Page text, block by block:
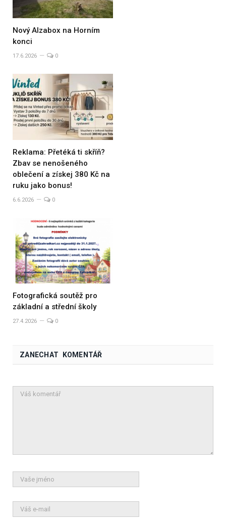
Nový Alzabox na Horním
konci
17.6.2026 0
Reklama: Přetéká ti skříň?
Zbav se nenošeného
oblečení a získej 380 Kč na
ruku jako bonus!
6.6.2026 0
Fotografická soutěž pro
základní a střední školy
27.4.2026 0
ZANECHAT KOMENTÁŘ